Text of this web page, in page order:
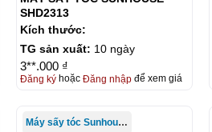
SHD2313
Kích thước:
TG sản xuất: 10 ngày
3**.000 ₫
Đăng kýhoặc Đăng nhậpđể xem giá
Máy sấy tóc Sunhouse